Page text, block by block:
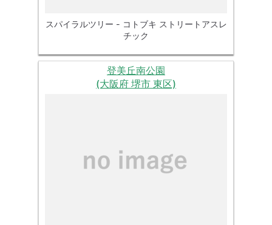
スパイラルツリー - コトブキ ストリートアスレ
チック
登美丘南公園
(大阪府 堺市 東区)